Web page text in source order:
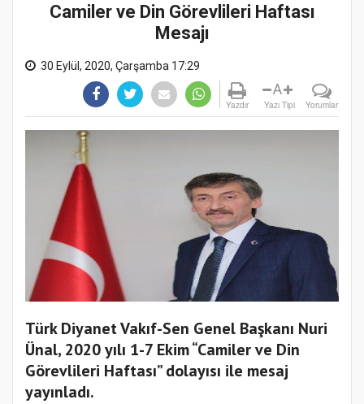
Camiler ve Din Görevlileri Haftası
Mesajı
30 Eylül, 2020, Çarşamba 17:29
Yazdır
A
Yazı Tipi Yorumlar
Türk Diyanet Vakıf-Sen Genel Başkanı Nuri
Ünal, 2020 yılı 1-7 Ekim “Camiler ve Din
Görevlileri Haftası” dolayısı ile mesaj
yayınladı.